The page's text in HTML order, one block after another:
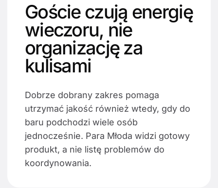
Goście czują energię
wieczoru, nie
organizację za
kulisami
Dobrze dobrany zakres pomaga
utrzymać jakość również wtedy, gdy do
baru podchodzi wiele osób
jednocześnie. Para Młoda widzi gotowy
produkt, a nie listę problemów do
koordynowania.